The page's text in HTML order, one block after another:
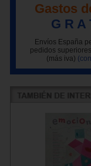
Gastos
G R A
Envíos España
pedidos
(más iva)